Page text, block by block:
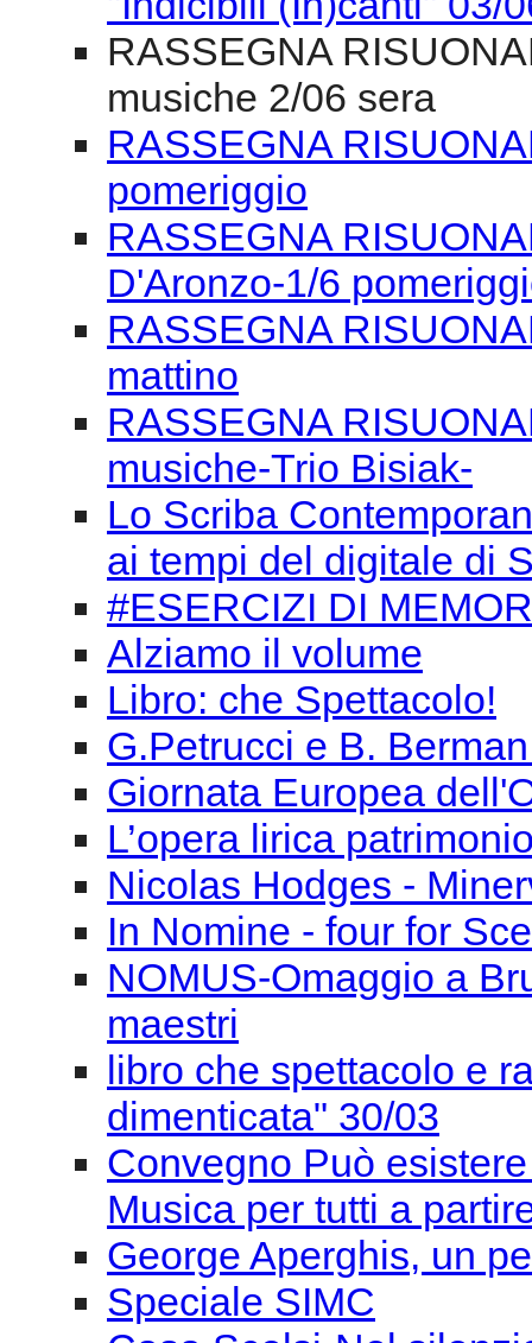
RASSEGNA
musiche 2/06 sera
RASSEGNA
pomeriggio
RASSEGNA
D'Aronzo-1/6
RASSEGNA
mattino
RASSEGNA
musiche-Trio Bisiak-
Lo Scriba
ai tempi del digitale di
#ESERCIZI DI
Alziamo il volume
Libro: che Spettacolo!
G.Petrucci e B.
Giornata Europea
L’opera lirica
Nicolas Hodges -
In Nomine - four for
NOMUS-Omaggio a
maestri
libro che spettacolo e
dimenticata" 30/03
Convegno Può
Musica per tutti a
George Aperghis, un
Speciale SIMC